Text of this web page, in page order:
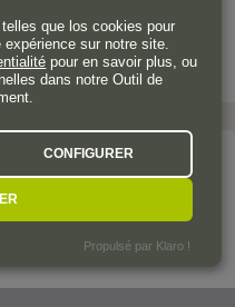
que los cookies pour
sur notre site.
pour en savoir plus, ou
dans notre Outil de
CONFIGURER
Propulsé par Klaro !